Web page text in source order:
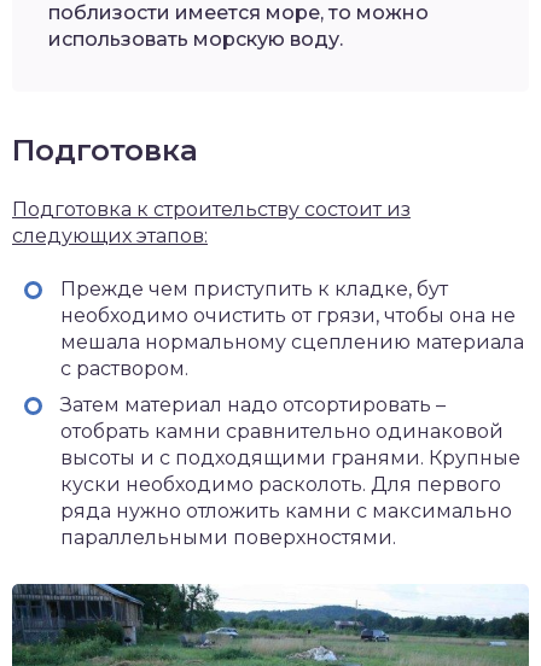
поблизости имеется море, то можно
использовать морскую воду.
Подготовка
Подготовка к строительству состоит из
следующих этапов:
Прежде чем приступить к кладке, бут
необходимо очистить от грязи, чтобы она не
мешала нормальному сцеплению материала
с раствором.
Затем материал надо отсортировать –
отобрать камни сравнительно одинаковой
высоты и с подходящими гранями. Крупные
куски необходимо расколоть. Для первого
ряда нужно отложить камни с максимально
параллельными поверхностями.